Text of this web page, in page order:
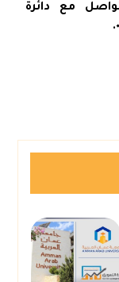
مع دائرة